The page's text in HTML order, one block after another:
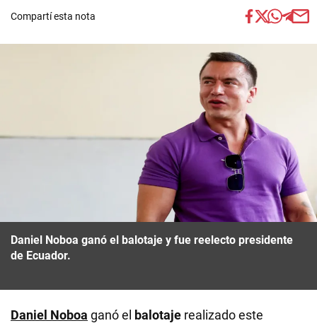
Compartí esta nota
Daniel Noboa ganó el balotaje y fue reelecto presidente
de Ecuador.
Daniel Noboa ganó el balotaje realizado este